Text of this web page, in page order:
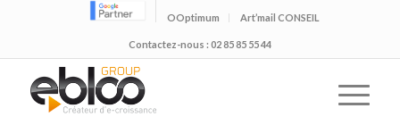
OOptimum Art’mail CONSEIL
Contactez-nous : 02 85 85 55 44